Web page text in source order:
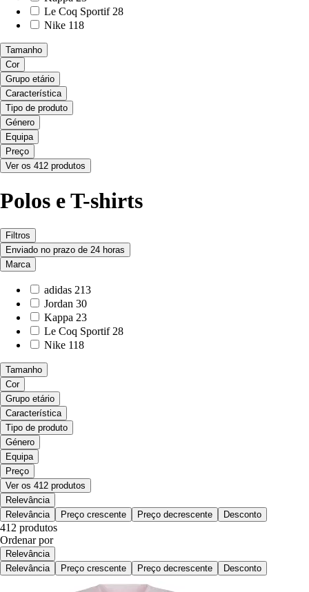
Le Coq Sportif 28
Nike 118
Tamanho
Cor
Grupo etário
Característica
Tipo de produto
Género
Equipa
Preço
Ver os 412 produtos
Polos e T-shirts
Filtros
Enviado no prazo de 24 horas
Marca
adidas 213
Jordan 30
Kappa 23
Le Coq Sportif 28
Nike 118
Tamanho
Cor
Grupo etário
Característica
Tipo de produto
Género
Equipa
Preço
Ver os 412 produtos
Relevância
Relevância
Preço crescente Preço decrescente Desconto
412 produtos
Ordenar por
Relevância
Relevância
Preço crescente Preço decrescente Desconto